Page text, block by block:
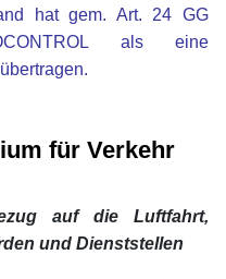
hat gem. Art. 24 GG
als eine
für Verkehr
auf die Luftfahrt,
und Dienststellen